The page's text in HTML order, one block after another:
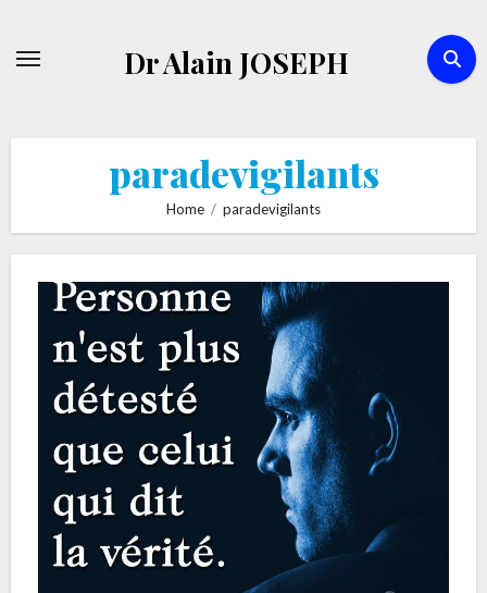
Dr Alain JOSEPH
paradevigilants
Home paradevigilants